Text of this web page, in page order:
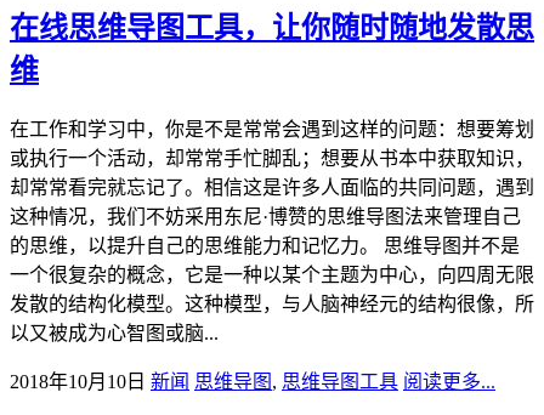
在线思维导图工具，让你随时随地发散思
维
在工作和学习中，你是不是常常会遇到这样的问题：想要筹划
或执行一个活动，却常常手忙脚乱；想要从书本中获取知识，
却常常看完就忘记了。相信这是许多人面临的共同问题，遇到
这种情况，我们不妨采用东尼·博赞的思维导图法来管理自己
的思维，以提升自己的思维能力和记忆力。 思维导图并不是
一个很复杂的概念，它是一种以某个主题为中心，向四周无限
发散的结构化模型。这种模型，与人脑神经元的结构很像，所
以又被成为心智图或脑...
2018年10月10日 新闻 思维导图 , 思维导图工具 阅读更多...